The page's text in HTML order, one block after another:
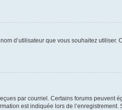
d’utilisateur que vous souhaitez utiliser.
par courriel. Certains forums peuvent
est indiquée lors de l’enregistrement.